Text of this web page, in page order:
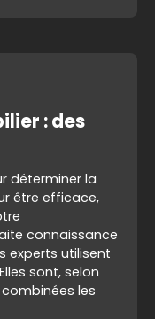
: des
déterminer la
être efficace,
connaissance
experts utilisent
sont, selon
les